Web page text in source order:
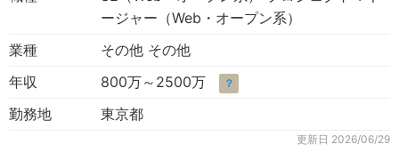
ージャー（Web・オープン系）
業種
その他 その他
年収
800万～2500万 ？
勤務地 東京都
更新日 2026/06/29